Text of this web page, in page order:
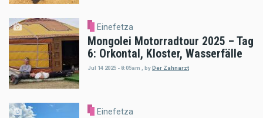
Einefetza
Mongolei Motorradtour 2025 – Tag
6: Orkontal, Kloster, Wasserfälle
Jul 14 2025 - 8:05am byDer Zahnarzt
Einefetza